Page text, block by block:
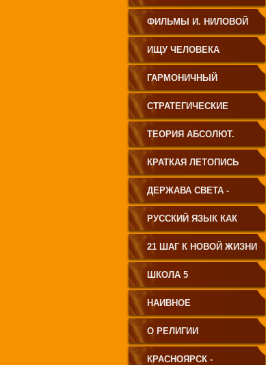
ФИЛЬМЫ И. НИЛОВОЙ
ИЩУ ЧЕЛОВЕКА
ГАРМОНИЧНЫЙ
ЧЕЛОВЕК
СТРАТЕГИЧЕСКИЕ
ЧЕРТЫ УКЛАДА
ГОСУДАРСТВА
ПРИНЦИПИАЛЬНО
НОВОГО ТИПА
ТЕОРИЯ АБСОЛЮТ.
СВЕТА
КРАТКАЯ ЛЕТОПИСЬ
ЧЕЛОВЕЧЕСТВА
ДЕРЖАВА СВЕТА -
ВЕНЕЦ ЧЕЛОВЕЧЕСТВА
РУССКИЙ ЯЗЫК КАК
ЧАСТЬ МАТРИЦЫ
ТВОРЕНИЯ
21 ШАГ К НОВОЙ ЖИЗНИ
ШКОЛА 5
НАИВНОЕ
СВЕТОПРЕДСТАВЛЕНИЕ
О РЕЛИГИИ
КРАСНОЯРСК -